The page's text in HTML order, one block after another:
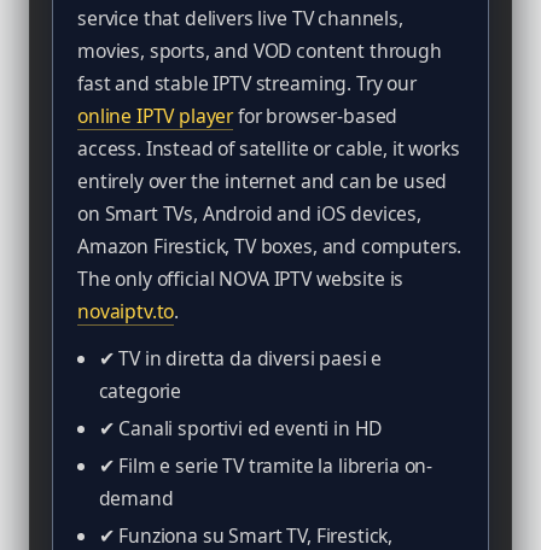
service that delivers live TV channels,
movies, sports, and VOD content through
fast and stable IPTV streaming. Try our
online IPTV playerfor browser-based
access. Instead of satellite or cable, it works
entirely over the internet and can be used
on Smart TVs, Android and iOS devices,
Amazon Firestick, TV boxes, and computers.
The only official NOVA IPTV website is
novaiptv.to.
✔ TV in diretta da diversi paesi e
categorie
✔ Canali sportivi ed eventi in HD
✔ Film e serie TV tramite la libreria on-
demand
✔ Funziona su Smart TV, Firestick,